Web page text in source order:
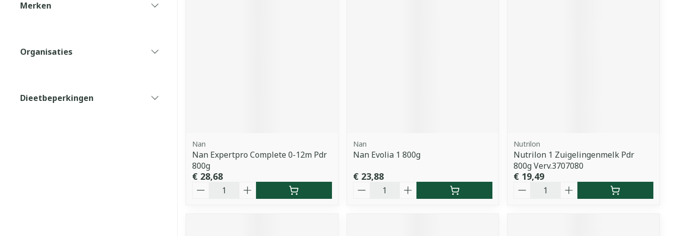
Merken
Organisaties
Dieetbeperkingen
Nan
Nan Expertpro Complete 0-12m Pdr
800g
€ 28,68
Nan
Nan Evolia 1 800g
€ 23,88
Nutrilon
Nutrilon 1 Zuigelingenmelk Pdr
800g Verv.3707080
€ 19,49